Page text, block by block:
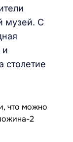
музей. С
и
столетие